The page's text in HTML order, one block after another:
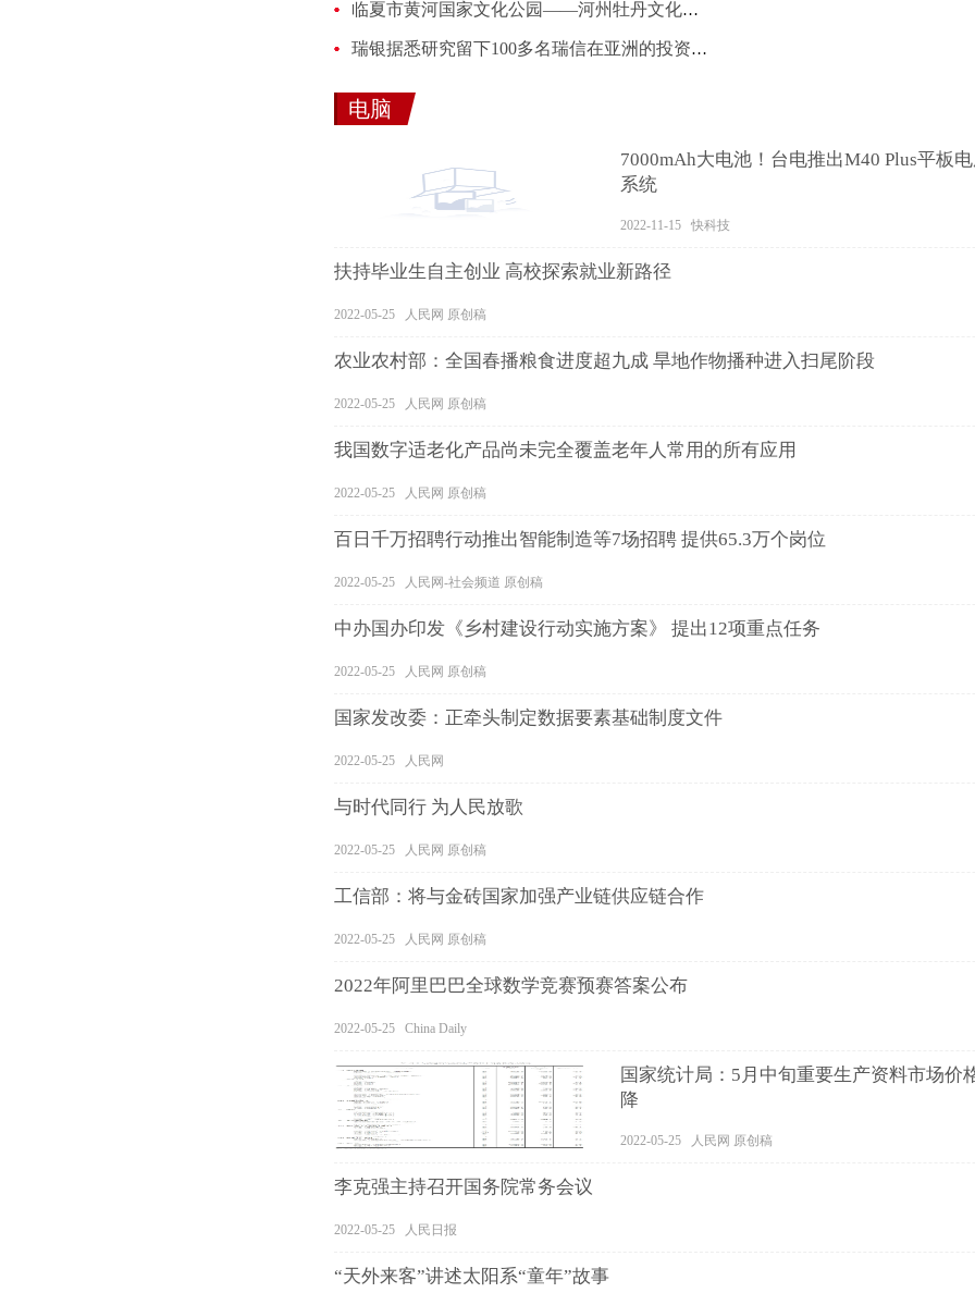
临夏市黄河国家文化公园——河州牡丹文化公园|播资讯
瑞银据悉研究留下100多名瑞信在亚洲的投资银行家_世界观焦点
电脑
7000mAh大电池！台电推出M40 Plus平板
系统
2022-11-15 快科技
扶持毕业生自主创业 高校探索就业新路径
2022-05-25 人民网 原创稿
农业农村部：全国春播粮食进度超九成 旱地作物播种进入扫尾阶段
2022-05-25 人民网 原创稿
我国数字适老化产品尚未完全覆盖老年人常用的所有应用
2022-05-25 人民网 原创稿
百日千万招聘行动推出智能制造等7场招聘 提供65.3万个岗位
2022-05-25 人民网-社会频道 原创稿
中办国办印发《乡村建设行动实施方案》 提出12项重点任务
2022-05-25 人民网 原创稿
国家发改委：正牵头制定数据要素基础制度文件
2022-05-25 人民网
与时代同行 为人民放歌
2022-05-25 人民网 原创稿
工信部：将与金砖国家加强产业链供应链合作
2022-05-25 人民网 原创稿
2022年阿里巴巴全球数学竞赛预赛答案公布
2022-05-25 China Daily
国家统计局：5月中旬重要生产资料市场价
降
2022-05-25 人民网 原创稿
李克强主持召开国务院常务会议
2022-05-25 人民日报
“天外来客”讲述太阳系“童年”故事